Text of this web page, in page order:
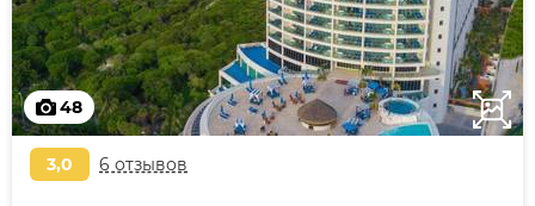
48
3,0 6 отзывов